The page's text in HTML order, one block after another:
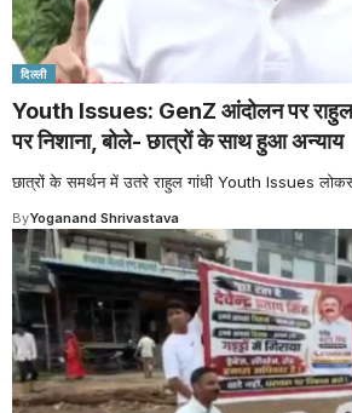
दिल्ली
Youth Issues: GenZ आंदोलन पर राहुल
पर निशाना, बोले- छात्रों के साथ हुआ अन्याय
छात्रों के समर्थन में उतरे राहुल गांधी Youth Issues
ByYoganand Shrivastava